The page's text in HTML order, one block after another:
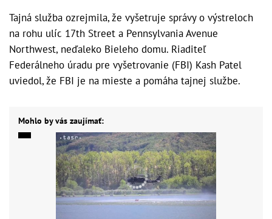
Tajná služba ozrejmila, že vyšetruje správy o výstreloch
na rohu ulíc 17th Street a Pennsylvania Avenue
Northwest, neďaleko Bieleho domu. Riaditeľ
Federálneho úradu pre vyšetrovanie (FBI) Kash Patel
uviedol, že FBI je na mieste a pomáha tajnej službe.
Mohlo by vás zaujímať: